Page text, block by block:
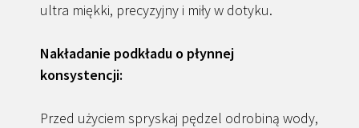
ultra miękki, precyzyjny i miły w dotyku.
Nakładanie podkładu o płynnej
konsystencji:
Przed użyciem spryskaj pędzel odrobiną wody,